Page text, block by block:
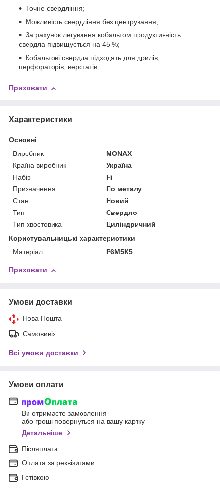
Точне свердління;
Можливість свердління без центрування;
За рахунок легування кобальтом продуктивність
свердла підвищується на 45 %;
Кобальтові свердла підходять для дрилів,
перфораторів, верстатів.
Приховати
Характеристики
Основні
Виробник
MONAX
Країна виробник
Україна
Набір
Ні
Призначення
По металу
Стан
Новий
Тип
Свердло
Тип хвостовика
Циліндричний
Користувальницькі характеристики
Матеріал
Р6М5К5
Приховати
Умови доставки
Нова Пошта
Самовивіз
Всі умови доставки
Умови оплати
Ви отримаєте замовлення
або гроші повернуться на вашу картку
Детальніше
Післяплата
Оплата за реквізитами
Готівкою